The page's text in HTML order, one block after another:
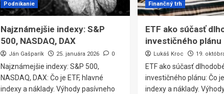
Podnikanie
Najznámejšie indexy: S&P
500, NASDAQ, DAX
Ján Gašparík 25. januára 2026 0
Najznámejšie indexy: S&P 500,
NASDAQ, DAX: Čo je ETF, hlavné
indexy a náklady. Výhody pasívneho
Finančný trh
ETF ako súčasť
investičného plánu
Lukáš Kroc 19.
ETF ako súčasť
investičného plánu: Čo
indexy a náklady.